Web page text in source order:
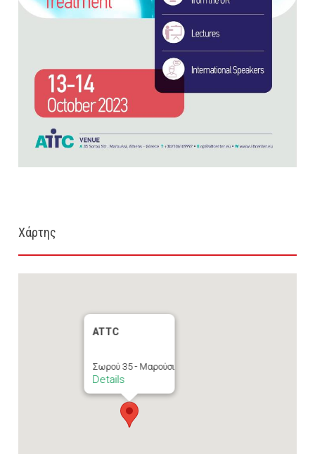
Χάρτης
ATTC
Σωρού 35 - Μαρούσι
Details